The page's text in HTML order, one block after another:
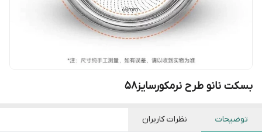
بسکت نانو طرح نرمکورسایز۵۸
توضیحات نظرات کاربران